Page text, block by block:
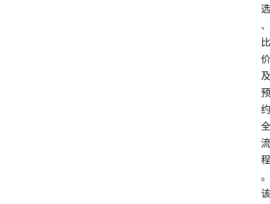
选
、
比
价
及
预
约
全
流
程
。
该